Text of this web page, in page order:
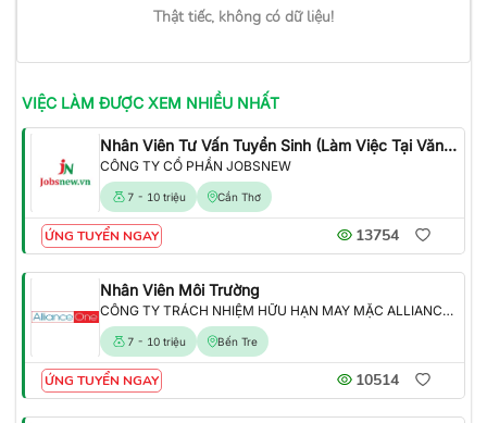
Thật tiếc, không có dữ liệu!
VIỆC LÀM ĐƯỢC XEM NHIỀU NHẤT
Nhân Viên Tư Vấn Tuyển Sinh (Làm Việc Tại Văn Phòng)
CÔNG TY CỔ PHẦN JOBSNEW
7 - 10 triệu Cần Thơ
ỨNG TUYỂN NGAY 13754
Nhân Viên Môi Trường
CÔNG TY TRÁCH NHIỆM HỮU HẠN MAY MẶC ALLIANCE ONE
7 - 10 triệu Bến Tre
ỨNG TUYỂN NGAY 10514